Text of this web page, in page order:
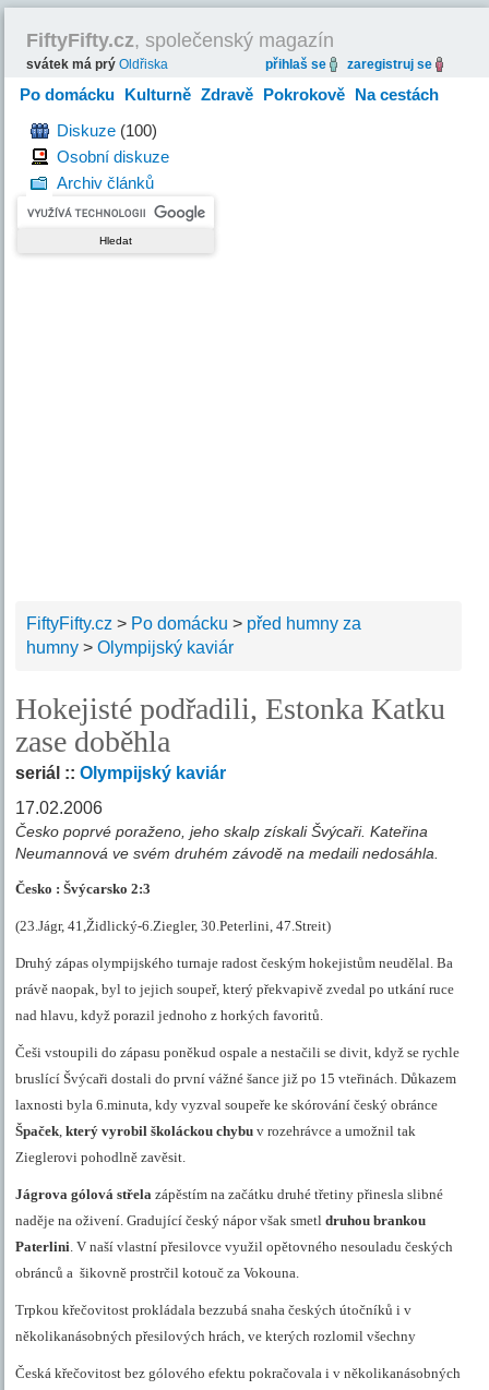
FiftyFifty.cz, společenský magazín
svátek má prýOldřiska přihlaš se zaregistruj se
Po domácku Kulturně Zdravě Pokrokově Na cestách
HravěDiskuze (100)
Osobní diskuze
Archiv článků
FiftyFifty.cz > Po domácku > před humny za
humny >Olympijský kaviár
Hokejisté podřadili, Estonka Katku
zase doběhla
seriál ::Olympijský kaviár
17.02.2006
Česko poprvé poraženo, jeho skalp získali Švýcaři. Kateřina
Neumannová ve svém druhém závodě na medaili nedosáhla.
Česko : Švýcarsko 2:3
(23.Jágr, 41,Židlický-6.Ziegler, 30.Peterlini, 47.Streit)
Druhý zápas olympijského turnaje radost českým hokejistům neudělal. Ba
právě naopak, byl to jejich soupeř, který překvapivě zvedal po utkání ruce
nad hlavu, když porazil jednoho z horkých favoritů.
Češi vstoupili do zápasu poněkud ospale a nestačili se divit, když se rychle
bruslící Švýcaři dostali do první vážné šance již po 15 vteřinách. Důkazem
laxnosti byla 6.minuta, kdy vyzval soupeře ke skórování český obránce
Špaček,který vyrobil školáckou chybuv rozehrávce a umožnil tak
Zieglerovi pohodlně zavěsit.
Jágrovagólová střela zápěstím na začátku druhé třetiny přinesla slibné
naděje na oživení. Gradující český nápor však smetldruhou brankou
Paterlini. V naší vlastní přesilovce využil opětovného nesouladu českých
obránců a šikovně prostrčil kotouč za Vokouna.
Trpkou křečovitost prokládala bezzubá snaha českých útočníků i v
několikanásobných přesilových hrách, ve kterých rozlomil všechny
Česká křečovitost bez gólového efektu pokračovala i v několikanásobných